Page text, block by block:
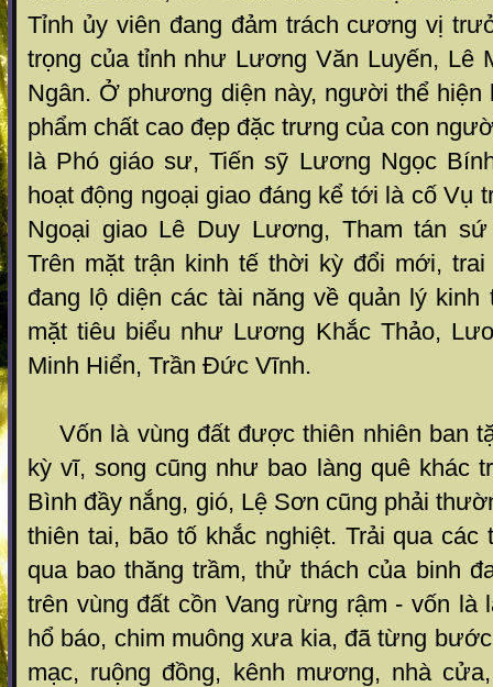
Tỉnh ủy viên đang đảm trách cương vị
trọng của tỉnh như Lương Văn Luyến, Lê
Ngân. Ở phương diện này, người thể hiện
phẩm chất cao đẹp đặc trưng của con
là Phó giáo sư, Tiến sỹ Lương Ngọc
hoạt động ngoại giao đáng kể tới là cố Vụ
Ngoại giao Lê Duy Lương, Tham tán
Trên mặt trận kinh tế thời kỳ đổi mới,
đang lộ diện các tài năng về quản lý
mặt tiêu biểu như Lương Khắc Thảo,
Minh Hiển, Trần Đức Vĩnh.
Vốn là vùng đất được thiên nhiên ban
kỳ vĩ, song cũng như bao làng quê khác
Bình đầy nắng, gió, Lệ Sơn cũng phải
thiên tai, bão tố khắc nghiệt. Trải qua
qua bao thăng trầm, thử thách của binh
trên vùng đất cồn Vang rừng rậm - vốn là
hổ báo, chim muông xưa kia, đã từng
mạc, ruộng đồng, kênh mương, nhà